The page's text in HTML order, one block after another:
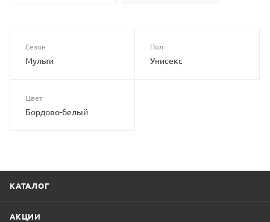
Сезон
Мульти
Пол
Унисекс
Цвет
Бордово-белый
КАТАЛОГ
АКЦИИ